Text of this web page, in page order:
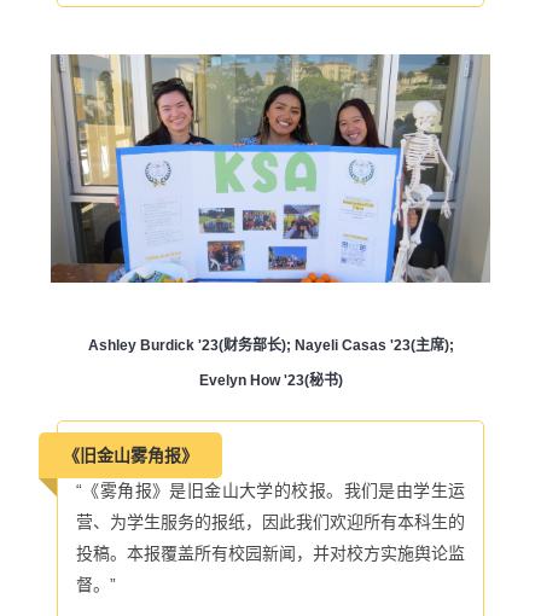
Ashley Burdick '23(财务部长); Nayeli Casas '23(主席);
Evelyn How '23(秘书)
《旧金山雾角报》
“《雾角报》是旧金山大学的校报。我们是由学生运
营、为学生服务的报纸，因此我们欢迎所有本科生的
投稿。本报覆盖所有校园新闻，并对校方实施舆论监
督。”